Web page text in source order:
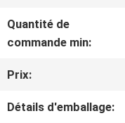
VISITE
CONTRÔLE
Quantité de
commande min:
Prix:
Détails d'emballage: